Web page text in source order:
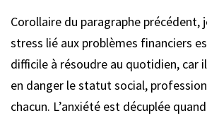
Corollaire du paragraphe précédent,
stress lié aux problèmes financiers
difficile à résoudre au quotidien, car
en danger le statut social,
chacun. L’anxiété est décuplée